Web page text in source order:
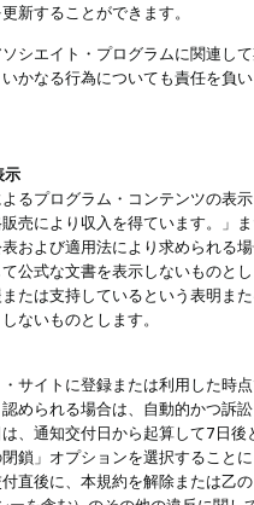
新することができます。
シエイト・プログラムに関連し
かなる行為についても責任を負
示
るプログラム・コンテンツの表
売により収入を得ています。」
および適用法により求められる
公式な文書を表示しないもの
たは支持しているという表明ま
ないものとします。
サイトに登録または利用した時
められる場合は、自動的かつ訴
、通知交付日から起算して7日
鎖」オプションを選択するこ
直後に、本規約を解除または乙